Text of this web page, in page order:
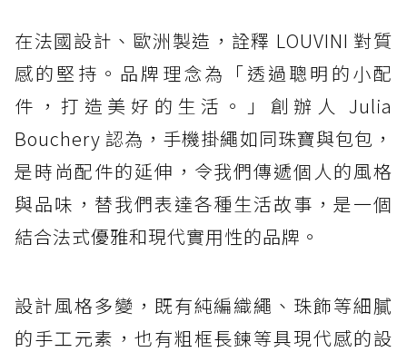
在法國設計、歐洲製造，詮釋 LOUVINI 對質
感的堅持。品牌理念為「透過聰明的小配
件，打造美好的生活。」創辦人 Julia
Bouchery 認為，手機掛繩如同珠寶與包包，
是時尚配件的延伸，令我們傳遞個人的風格
與品味，替我們表達各種生活故事，是一個
結合法式優雅和現代實用性的品牌。
設計風格多變，既有純編織繩、珠飾等細膩
的手工元素，也有粗框長鍊等具現代感的設